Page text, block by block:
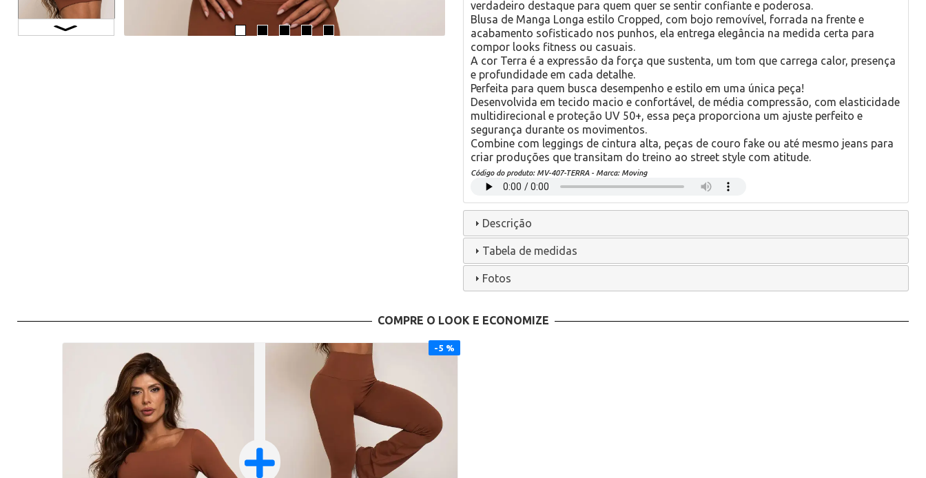
verdadeiro destaque para quem quer se sentir confiante e poderosa.
Blusa de Manga Longa estilo Cropped, com bojo removível, forrada na frente e
acabamento sofisticado nos punhos, ela entrega elegância na medida certa para
compor looks fitness ou casuais.
A cor Terra é a expressão da força que sustenta, um tom que carrega calor, presença
e profundidade em cada detalhe.
Perfeita para quem busca desempenho e estilo em uma única peça!
Desenvolvida em tecido macio e confortável, de média compressão, com elasticidade
multidirecional e proteção UV 50+, essa peça proporciona um ajuste perfeito e
segurança durante os movimentos.
Combine com leggings de cintura alta, peças de couro fake ou até mesmo jeans para
criar produções que transitam do treino ao street style com atitude.
Código do produto: MV-407-TERRA- Marca: Moving
Descrição
Tabela de medidas
Fotos
COMPRE O LOOK E ECONOMIZE
5 %